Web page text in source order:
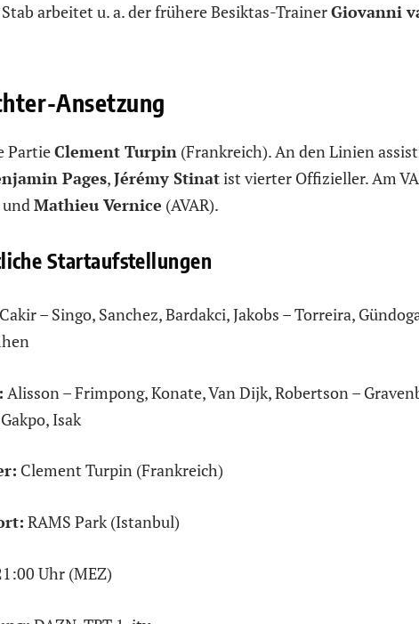
arbeitet u. a. der frühere Besiktas-TrainerGiovanni
Ansetzung
PartieClement Turpin (Frankreich). An den Linien
Pages,Jérémy Stinatist vierter Offizieller. Am
undMathieu Vernice (AVAR).
Startaufstellungen
Cakir – Singo, Sanchez, Bardakci, Jakobs – Torreira,
Alisson – Frimpong, Konate, Van Dijk, Robertson –
Isak
Clement Turpin (Frankreich)
RAMS Park (Istanbul)
Uhr (MEZ)